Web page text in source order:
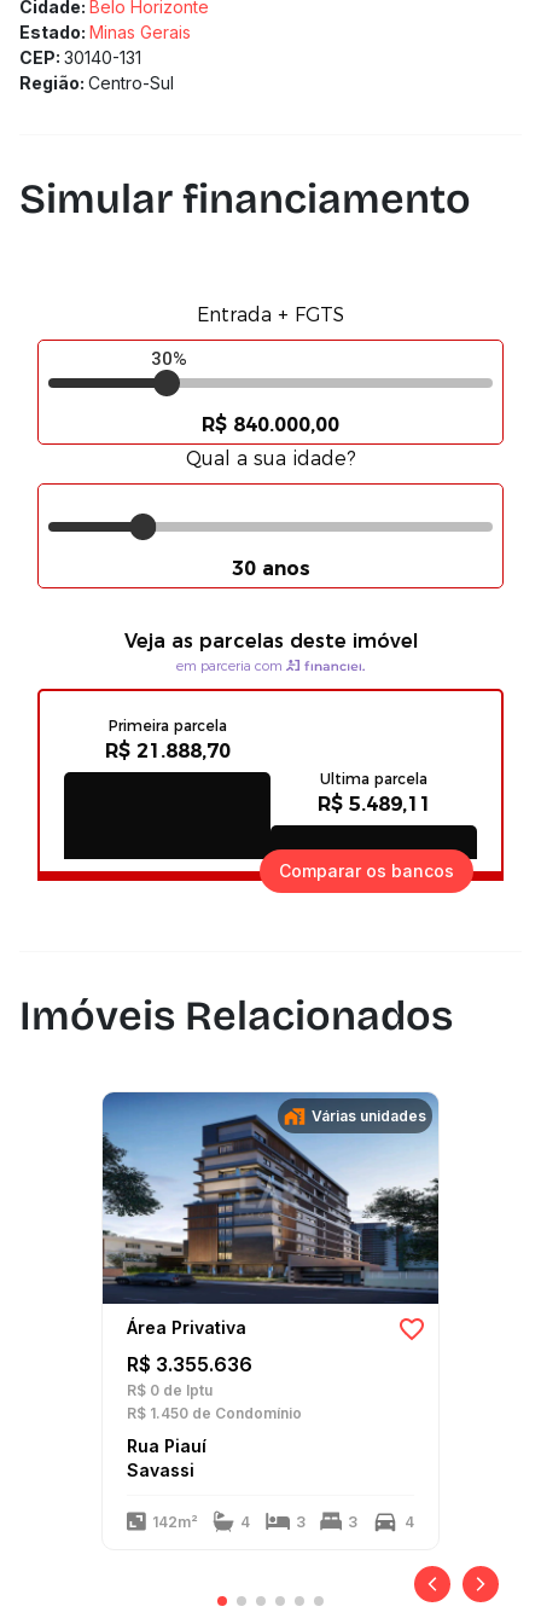
Cidade: Belo Horizonte
Estado: Minas Gerais
CEP: 30140-131
Região: Centro-Sul
Simular financiamento
Comparar os bancos
Imóveis Relacionados
Várias unidades
Área Privativa
R$ 3.355.636
R$ 0 de Iptu
R$ 1.450 de Condomínio
Rua Piauí
Savassi
142m² 4 3 3 4